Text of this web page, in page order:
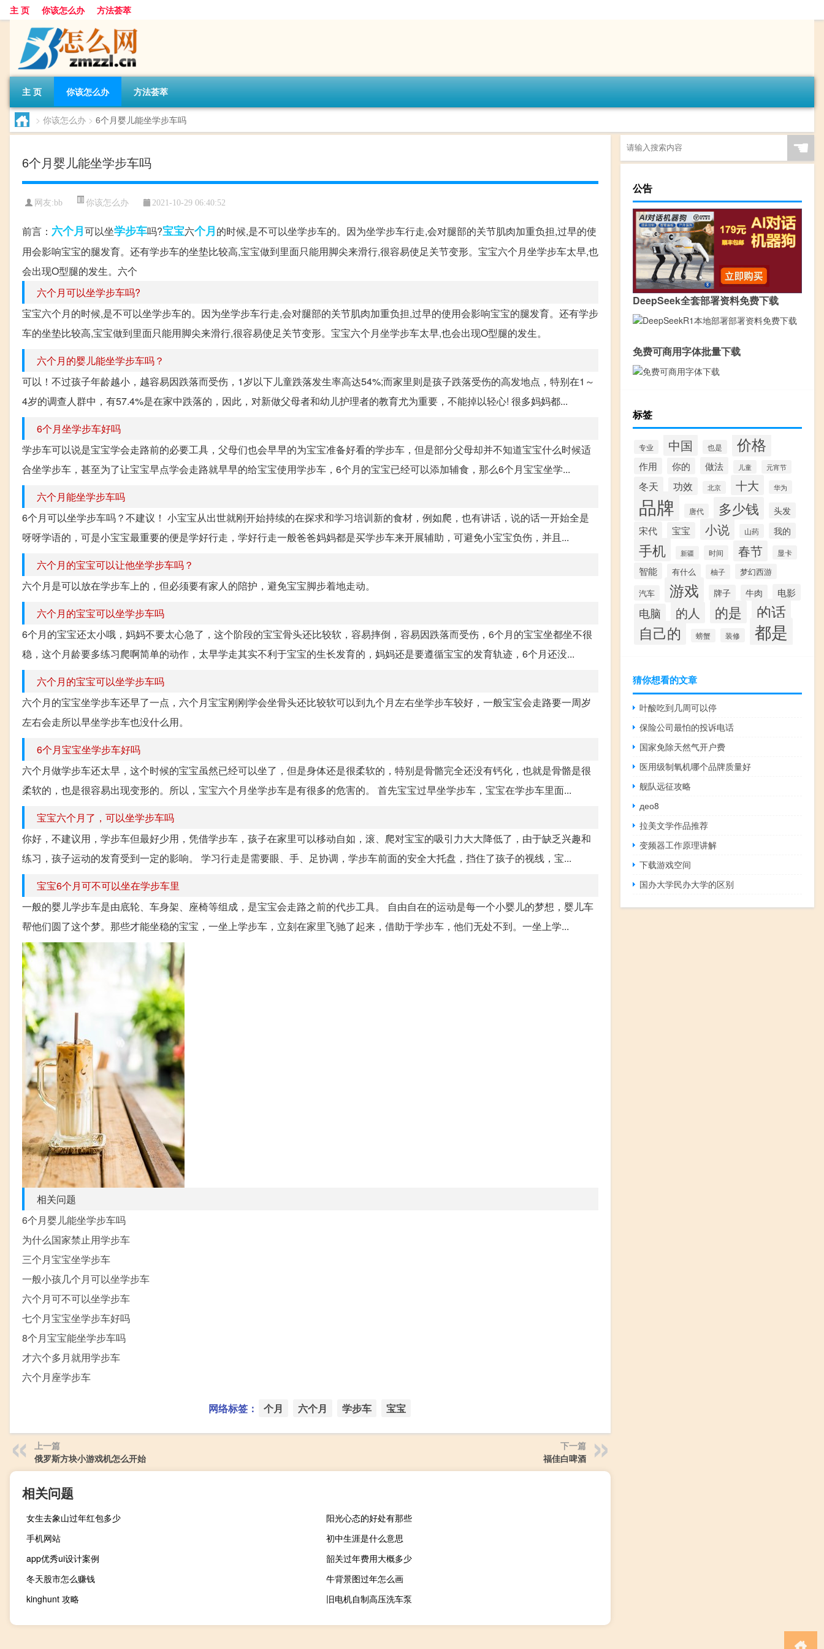
主 页 你该怎么办 方法荟萃
主 页 你该怎么办 方法荟萃
> 你该怎么办 > 6个月婴儿能坐学步车吗
6个月婴儿能坐学步车吗
网友:bb 你该怎么办 2021-10-29 06:40:52
前言： 六个月可以坐学步车吗?宝宝六个月的时候,是不可以坐学步车的。因为坐学步车行走,会对腿部的关节肌肉加重负担,过早的使
用会影响宝宝的腿发育。还有学步车的坐垫比较高,宝宝做到里面只能用脚尖来滑行,很容易使足关节变形。宝宝六个月坐学步车太早,也
会出现O型腿的发生。六个
六个月可以坐学步车吗?
宝宝六个月的时候,是不可以坐学步车的。因为坐学步车行走,会对腿部的关节肌肉加重负担,过早的使用会影响宝宝的腿发育。还有学步
车的坐垫比较高,宝宝做到里面只能用脚尖来滑行,很容易使足关节变形。宝宝六个月坐学步车太早,也会出现O型腿的发生。
六个月的婴儿能坐学步车吗？
可以！不过孩子年龄越小，越容易因跌落而受伤，1岁以下儿童跌落发生率高达54%;而家里则是孩子跌落受伤的高发地点，特别在1～
4岁的调查人群中，有57.4%是在家中跌落的，因此，对新做父母者和幼儿护理者的教育尤为重要，不能掉以轻心! 很多妈妈都...
6个月坐学步车好吗
学步车可以说是宝宝学会走路前的必要工具，父母们也会早早的为宝宝准备好看的学步车，但是部分父母却并不知道宝宝什么时候适
合坐学步车，甚至为了让宝宝早点学会走路就早早的给宝宝使用学步车，6个月的宝宝已经可以添加辅食，那么6个月宝宝坐学...
六个月能坐学步车吗
6个月可以坐学步车吗？不建议！ 小宝宝从出世就刚开始持续的在探求和学习培训新的食材，例如爬，也有讲话，说的话一开始全是
呀呀学语的，可是小宝宝最重要的便是学好行走，学好行走一般爸爸妈妈都是买学步车来开展辅助，可避免小宝宝负伤，并且...
六个月的宝宝可以让他坐学步车吗？
六个月是可以放在学步车上的，但必须要有家人的陪护，避免宝宝脚步着地走动。
六个月的宝宝可以坐学步车吗
6个月的宝宝还太小哦，妈妈不要太心急了，这个阶段的宝宝骨头还比较软，容易摔倒，容易因跌落而受伤，6个月的宝宝坐都坐不很
稳，这个月龄要多练习爬啊简单的动作，太早学走其实不利于宝宝的生长发育的，妈妈还是要遵循宝宝的发育轨迹，6个月还没...
六个月的宝宝可以坐学步车吗
六个月的宝宝坐学步车还早了一点，六个月宝宝刚刚学会坐骨头还比较软可以到九个月左右坐学步车较好，一般宝宝会走路要一周岁
左右会走所以早坐学步车也没什么用。
6个月宝宝坐学步车好吗
六个月做学步车还太早，这个时候的宝宝虽然已经可以坐了，但是身体还是很柔软的，特别是骨骼完全还没有钙化，也就是骨骼是很
柔软的，也是很容易出现变形的。所以，宝宝六个月坐学步车是有很多的危害的。 首先宝宝过早坐学步车，宝宝在学步车里面...
宝宝六个月了，可以坐学步车吗
你好，不建议用，学步车但最好少用，凭借学步车，孩子在家里可以移动自如，滚、爬对宝宝的吸引力大大降低了，由于缺乏兴趣和
练习，孩子运动的发育受到一定的影响。 学习行走是需要眼、手、足协调，学步车前面的安全大托盘，挡住了孩子的视线，宝...
宝宝6个月可不可以坐在学步车里
一般的婴儿学步车是由底轮、车身架、座椅等组成，是宝宝会走路之前的代步工具。 自由自在的运动是每一个小婴儿的梦想，婴儿车
帮他们圆了这个梦。那些才能坐稳的宝宝，一坐上学步车，立刻在家里飞驰了起来，借助于学步车，他们无处不到。一坐上学...
相关问题
6个月婴儿能坐学步车吗
为什么国家禁止用学步车
三个月宝宝坐学步车
一般小孩几个月可以坐学步车
六个月可不可以坐学步车
七个月宝宝坐学步车好吗
8个月宝宝能坐学步车吗
才六个多月就用学步车
六个月座学步车
网络标签： 个月 六个月 学步车 宝宝
上一篇
俄罗斯方块小游戏机怎么开始
下一篇
福佳白啤酒
相关问题
女生去象山过年红包多少
阳光心态的好处有那些
手机网站
初中生涯是什么意思
app优秀ui设计案例
韶关过年费用大概多少
冬天股市怎么赚钱
牛背景图过年怎么画
kinghunt 攻略
旧电机自制高压洗车泵
☚
公告
DeepSeek全套部署资料免费下载
免费可商用字体批量下载
标签
专业 中国 也是 价格
作用 你的 做法 儿童 元宵节
冬天 功效 北京 十大 华为
品牌 唐代 多少钱 头发
宋代 宝宝 小说 山药 我的
手机 新疆 时间 春节 显卡
智能 有什么 柚子
梦幻西游
汽车
游戏 牌子 牛肉 电影
电脑 的人 的是 的话
自己的 螃蟹 装修 都是
猜你想看的文章
叶酸吃到几周可以停
保险公司最怕的投诉电话
国家免除天然气开户费
医用级制氧机哪个品牌质量好
舰队远征攻略
део8
拉美文学作品推荐
变频器工作原理讲解
下载游戏空间
国办大学民办大学的区别